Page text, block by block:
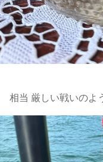
相当 厳しい戦いのよ